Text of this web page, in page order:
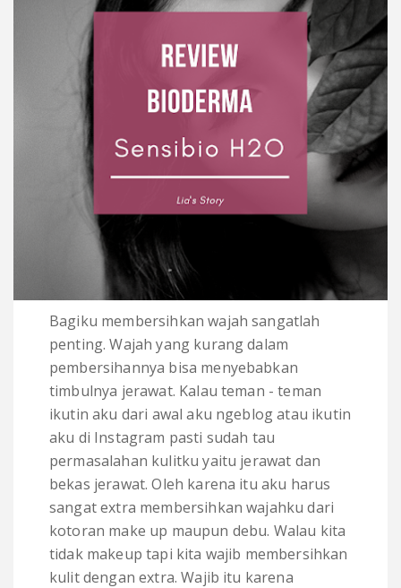
Bagiku membersihkan wajah sangatlah
penting. Wajah yang kurang dalam
pembersihannya bisa menyebabkan
timbulnya jerawat. Kalau teman - teman
ikutin aku dari awal aku ngeblog atau ikutin
aku di Instagram pasti sudah tau
permasalahan kulitku yaitu jerawat dan
bekas jerawat. Oleh karena itu aku harus
sangat extra membersihkan wajahku dari
kotoran make up maupun debu. Walau kita
tidak makeup tapi kita wajib membersihkan
kulit dengan extra. Wajib itu karena